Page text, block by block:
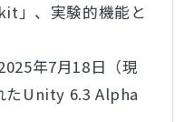
」、実験的機能と
年7月18日（現
たUnity 6.3 Alpha